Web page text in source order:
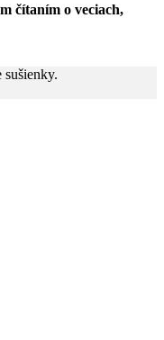
čítaním o veciach,
sušienky.